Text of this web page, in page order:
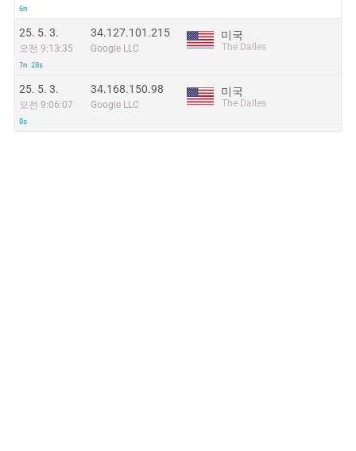
6m
25. 5. 3.
오전 9:13:35
7m 28s
34.127.101.215
Google LLC
미국
The Dalles
25. 5. 3.
오전 9:06:07
0s
34.168.150.98
Google LLC
미국
The Dalles